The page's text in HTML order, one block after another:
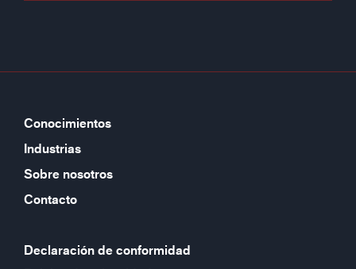
Conocimientos
Industrias
Sobre nosotros
Contacto
Declaración de conformidad